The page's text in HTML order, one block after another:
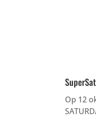
Op 12